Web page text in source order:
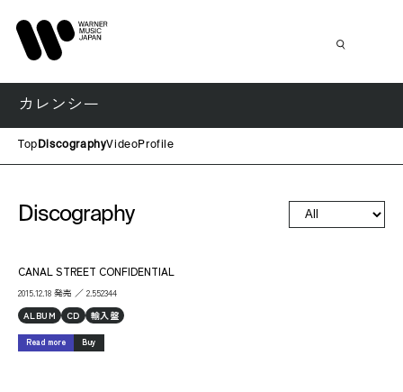
カレンシー
Top DiscographyVideoProfile
Discography
CANAL STREET CONFIDENTIAL
2015.12.18 発売 ／ 2.552344
ALBUM
CD 輸入盤
Read more Buy